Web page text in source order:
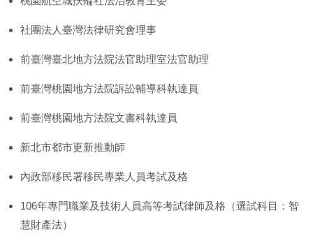
社團法人臺灣法律研究會理事
前臺灣臺北地方法院法官助理室法官助理
前臺灣桃園地方法院訴訟輔導科執達員
前臺灣桃園地方法院文書科執達員
新北市都市更新推動師
內政部移民署移民專業人員考試及格
106年專門職業及技術人員高等考試律師及格（選試科目：智
慧財產法）